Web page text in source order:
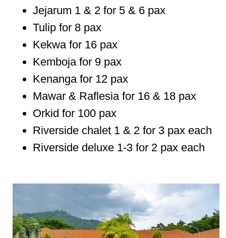
Jejarum 1 & 2 for 5 & 6 pax
Tulip for 8 pax
Kekwa for 16 pax
Kemboja for 9 pax
Kenanga for 12 pax
Mawar & Raflesia for 16 & 18 pax
Orkid for 100 pax
Riverside chalet 1 & 2 for 3 pax each
Riverside deluxe 1-3 for 2 pax each